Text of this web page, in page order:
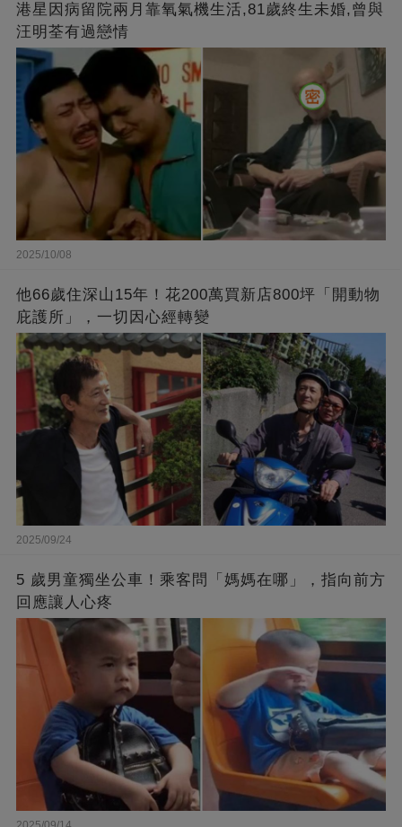
港星因病留院兩月靠氧氣機生活,81歲終生未婚,曾與
汪明荃有過戀情
2025/10/08
他66歲住深山15年！花200萬買新店800坪「開動物
庇護所」，一切因心經轉變
2025/09/24
5 歲男童獨坐公車！乘客問「媽媽在哪」，指向前方
回應讓人心疼